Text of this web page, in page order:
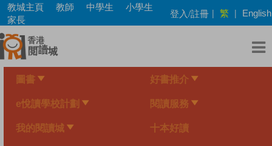
Skip
main
content
教城主頁 教師 中學生
小學生
家長
登入/註冊 | 繁 | English
圖書 好書推介
e悅讀學校計劃 閱讀服務
我的閱讀城 十本好讀